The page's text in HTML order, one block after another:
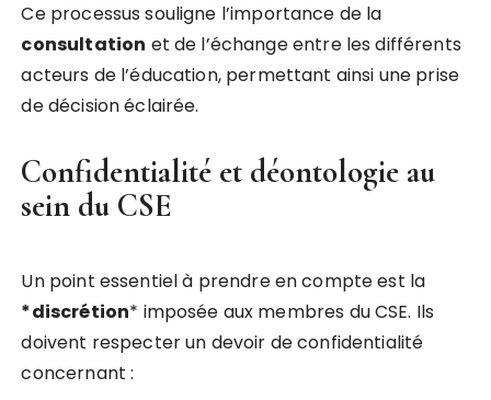
Ce processus souligne l’importance de la
consultation et de l’échange entre les différents
acteurs de l’éducation, permettant ainsi une prise
de décision éclairée.
Confidentialité et déontologie au
sein du CSE
Un point essentiel à prendre en compte est la
*discrétion* imposée aux membres du CSE. Ils
doivent respecter un devoir de confidentialité
concernant :